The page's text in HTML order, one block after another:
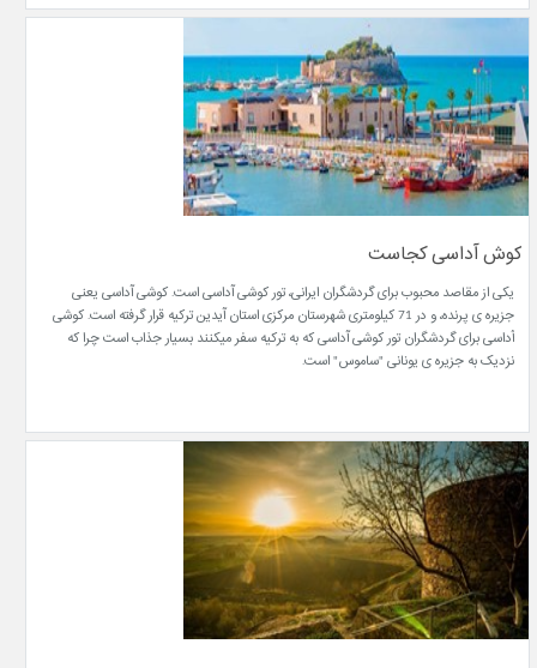
کوش آداسی کجاست
یکی از مقاصد محبوب برای گردشگران ایرانی، تور کوشی آداسی است. کوشی آداسی یعنی
جزیره ی پرنده، و در 71 کیلومتری شهرستان مرکزی استان آیدین ترکیه قرار گرفته است. کوشی
آداسی برای گردشگران تور کوشی آداسی که به ترکیه سفر میکنند بسیار جذاب است چرا که
نزدیک به جزیره ی یونانی "ساموس" است.